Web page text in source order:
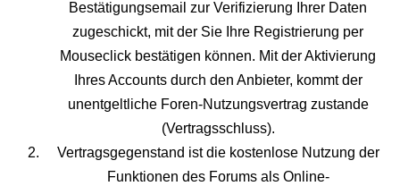
Bestätigungsemail zur Verifizierung Ihrer Daten
zugeschickt, mit der Sie Ihre Registrierung per
Mouseclick bestätigen können. Mit der Aktivierung
Ihres Accounts durch den Anbieter, kommt der
unentgeltliche Foren-Nutzungsvertrag zustande
(Vertragsschluss).
Vertragsgegenstand ist die kostenlose Nutzung der
Funktionen des Forums als Online-